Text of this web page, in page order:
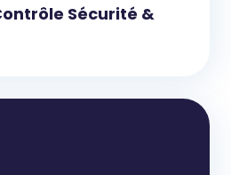
Sécurité &